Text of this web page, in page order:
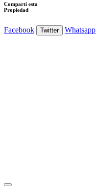
Compartí esta
Propiedad
Facebook Twitter Whatsapp